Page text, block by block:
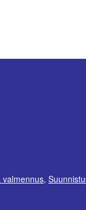
valmennus,